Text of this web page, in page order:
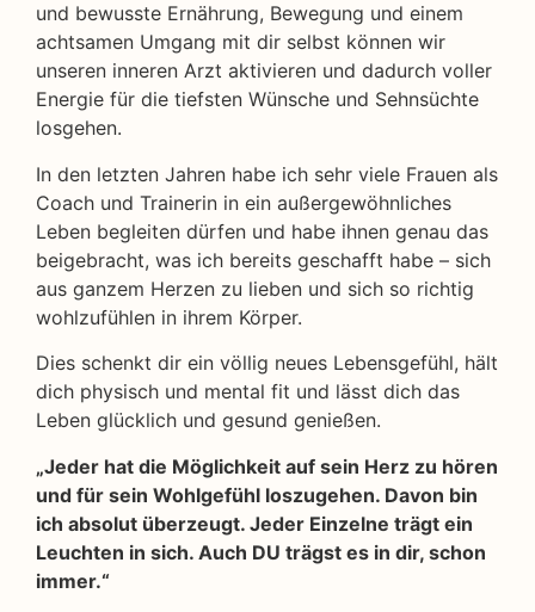
und bewusste Ernährung, Bewegung und einem
achtsamen Umgang mit dir selbst können wir
unseren inneren Arzt aktivieren und dadurch voller
Energie für die tiefsten Wünsche und Sehnsüchte
losgehen.
In den letzten Jahren habe ich sehr viele Frauen als
Coach und Trainerin in ein außergewöhnliches
Leben begleiten dürfen und habe ihnen genau das
beigebracht, was ich bereits geschafft habe – sich
aus ganzem Herzen zu lieben und sich so richtig
wohlzufühlen in ihrem Körper.
Dies schenkt dir ein völlig neues Lebensgefühl, hält
dich physisch und mental fit und lässt dich das
Leben glücklich und gesund genießen.
„Jeder hat die Möglichkeit auf sein Herz zu hören
und für sein Wohlgefühl loszugehen. Davon bin
ich absolut überzeugt. Jeder Einzelne trägt ein
Leuchten in sich. Auch DU trägst es in dir, schon
immer.“